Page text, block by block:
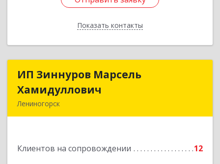
Показать контакты
Назад
ИП Зиннуров Марсель
Хамидуллович
Лениногорск
Клиентов на сопровождении 12
ИП Зиннуров Марсель
Подробнее